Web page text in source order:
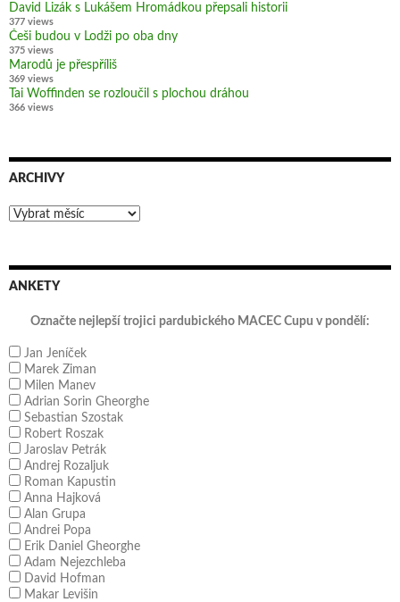
David Lizák s Lukášem Hromádkou přepsali historii
377 views
Češi budou v Lodži po oba dny
375 views
Marodů je přespříliš
369 views
Tai Woffinden se rozloučil s plochou dráhou
366 views
ARCHIVY
Archivy
ANKETY
Označte nejlepší trojici pardubického MACEC Cupu v pondělí:
Jan Jeníček
Marek Ziman
Milen Manev
Adrian Sorin Gheorghe
Sebastian Szostak
Robert Roszak
Jaroslav Petrák
Andrej Rozaljuk
Roman Kapustin
Anna Hajková
Alan Grupa
Andrei Popa
Erik Daniel Gheorghe
Adam Nejezchleba
David Hofman
Makar Levišin